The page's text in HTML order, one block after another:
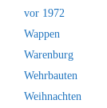
vor 1972
Wappen
Warenburg
Wehrbauten
Weihnachten